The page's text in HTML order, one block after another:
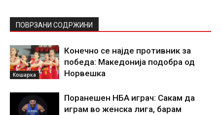
ПОВРЗАНИ СОДРЖИНИ
Кошарка
Конечно се најде противник за
победа: Македонија подобра од
Норвешка
Поранешен НБА играч: Сакам да
играм во женска лига, барам